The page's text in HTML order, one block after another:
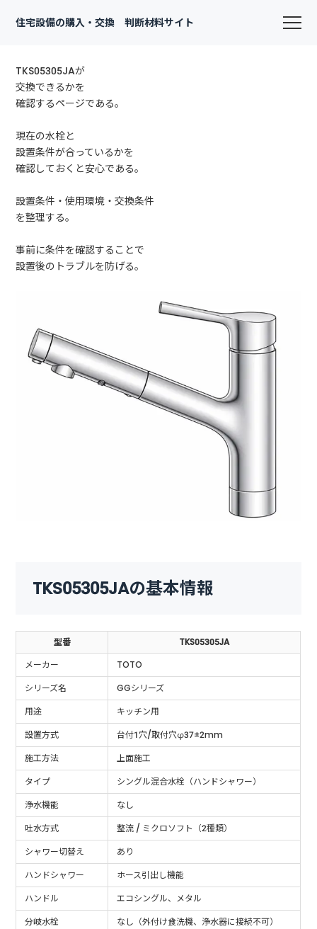
住宅設備の購入・交換 判断材料サイト
TKS05305JAが
交換できるかを
確認するページである。
現在の水栓と
設置条件が合っているかを
確認しておくと安心である。
設置条件・使用環境・交換条件
を整理する。
事前に条件を確認することで
設置後のトラブルを防げる。
TKS05305JAの基本情報
型番
TKS05305JA
メーカー
TOTO
シリーズ名
GGシリーズ
用途
キッチン用
設置方式
台付1穴/取付穴φ37±2mm
施工方法
上面施工
タイプ
シングル混合水栓（ハンドシャワー）
浄水機能
なし
吐水方式
整流 / ミクロソフト（2種類）
シャワー切替え
あり
ハンドシャワー
ホース引出し機能
ハンドル
エコシングル、メタル
分岐水栓
なし（外付け食洗機、浄水器に接続不可）